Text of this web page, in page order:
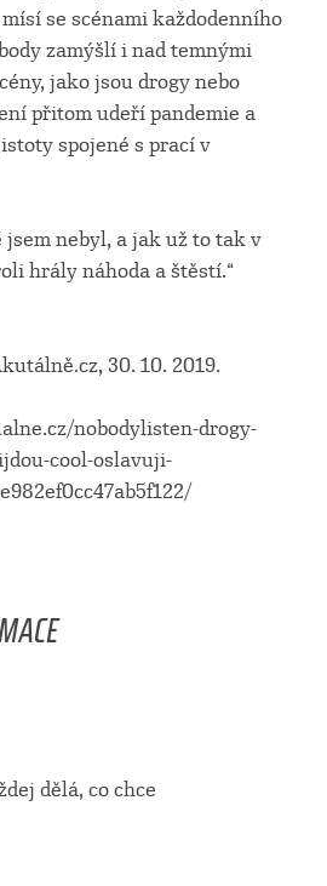
se scénami každodenního
zamýšlí i nad temnými
jako jsou drogy nebo
přitom udeří pandemie a
spojené s prací v
jsem nebyl, a jak už to tak v
hrály náhoda a štěstí.“
30. 10. 2019.
nobodylisten-drogy-
cool-oslavuji-
dělá, co chce